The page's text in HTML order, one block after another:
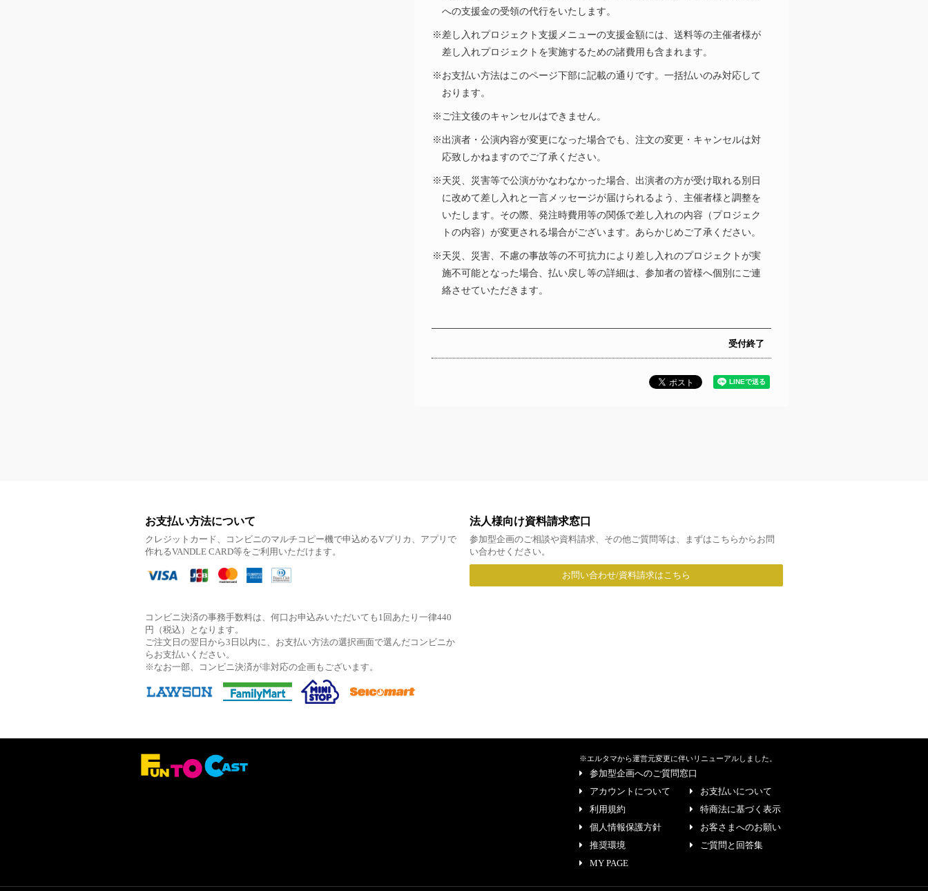
への支援金の受領の代行をいたします。
※差し入れプロジェクト支援メニューの支援金額には、送料等の主催者様が
差し入れプロジェクトを実施するための諸費用も含まれます。
※お支払い方法はこのページ下部に記載の通りです。一括払いのみ対応して
おります。
※ご注文後のキャンセルはできません。
※出演者・公演内容が変更になった場合でも、注文の変更・キャンセルは対
応致しかねますのでご了承ください。
※天災、災害等で公演がかなわなかった場合、出演者の方が受け取れる別日
に改めて差し入れと一言メッセージが届けられるよう、主催者様と調整を
いたします。その際、発注時費用等の関係で差し入れの内容（プロジェク
トの内容）が変更される場合がございます。あらかじめご了承ください。
※天災、災害、不慮の事故等の不可抗力により差し入れのプロジェクトが実
施不可能となった場合、払い戻し等の詳細は、参加者の皆様へ個別にご連
絡させていただきます。
受付終了
お支払い方法について
クレジットカード、コンビニのマルチコピー機で申込めるVプリカ、アプリで
作れるVANDLE CARD等をご利用いただけます。
コンビニ決済の事務手数料は、何口お申込みいただいても1回あたり一律440
円（税込）となります。
ご注文日の翌日から3日以内に、お支払い方法の選択画面で選んだコンビニか
らお支払いください。
※なお一部、コンビニ決済が非対応の企画もございます。
法人様向け資料請求窓口
参加型企画のご相談や資料請求、その他ご質問等は、まずはこちらからお問
い合わせください。
お問い合わせ/資料請求はこちら
※エルタマから運営元変更に伴いリニューアルしました。
参加型企画へのご質問窓口
アカウントについて
お支払いについて
利用規約
特商法に基づく表示
個人情報保護方針
お客さまへのお願い
推奨環境
ご質問と回答集
MY PAGE